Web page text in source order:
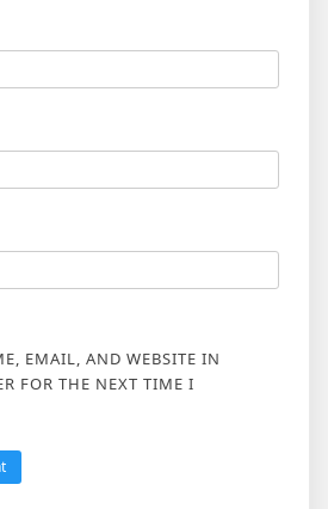
EMAIL, AND WEBSITE IN
FOR THE NEXT TIME I